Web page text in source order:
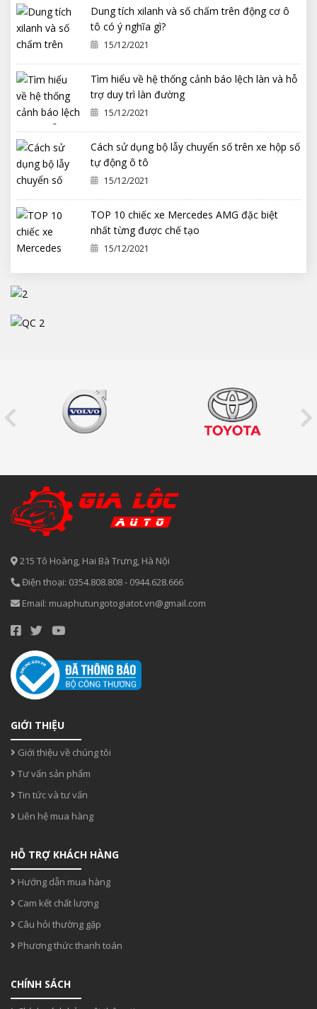
Dung tích xilanh và số chấm trên động cơ ô
tô có ý nghĩa gì?
15/12/2021
Tìm hiểu về hệ thống cảnh báo lệch làn và hỗ
trợ duy trì làn đường
15/12/2021
Cách sử dụng bộ lẫy chuyển số trên xe hộp số
tự động ô tô
15/12/2021
TOP 10 chiếc xe Mercedes AMG đặc biệt
nhất từng được chế tạo
15/12/2021
215 Tô Hoàng, Hai Bà Trưng, Hà Nội
Điện thoại: 0354.808.808- 0944.628.666
Email: muaphutungotogiatot.vn@gmail.com
GIỚI THIỆU
Giới thiệu về chúng tôi
Tư vấn sản phẩm
Tin tức và tư vấn
Liên hệ mua hàng
HỖ TRỢ KHÁCH HÀNG
Hướng dẫn mua hàng
Cam kết chất lượng
Câu hỏi thường gặp
Phương thức thanh toán
CHÍNH SÁCH